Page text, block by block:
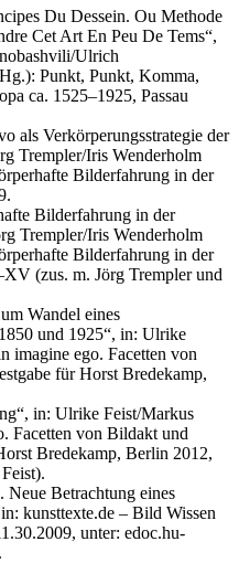
Du Dessein. Ou Methode
Cet Art En Peu De Tems“,
Ulrich
Punkt, Punkt, Komma,
ca. 1525–1925, Passau
als Verkörperungsstrategie der
Trempler/Iris Wenderholm
Bilderfahrung in der
Bilderfahrung in der
Trempler/Iris Wenderholm
Bilderfahrung in der
(zus. m. Jörg Trempler und
Wandel eines
und 1925“, in: Ulrike
imagine ego. Facetten von
für Horst Bredekamp,
in: Ulrike Feist/Markus
Facetten von Bildakt und
Bredekamp, Berlin 2012,
Neue Betrachtung eines
kunsttexte.de – Bild Wissen
unter: edoc.hu-